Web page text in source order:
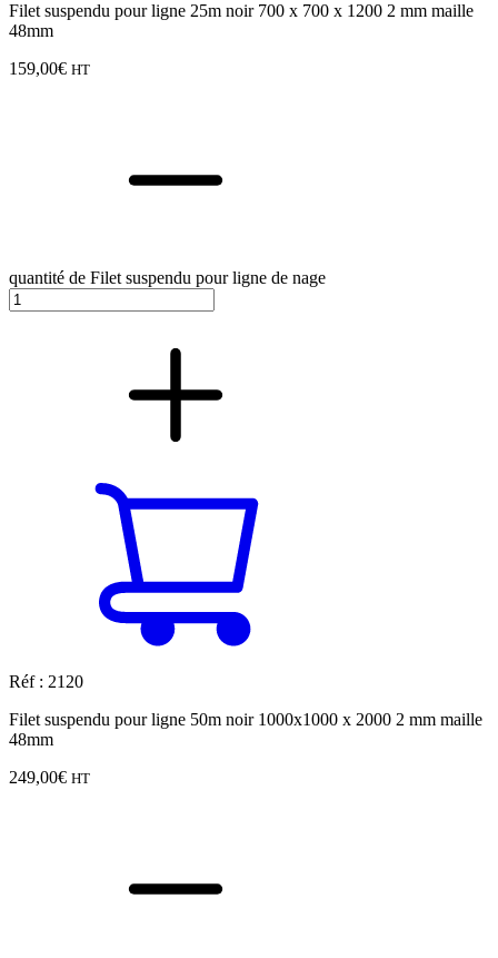
Filet suspendu pour ligne 25m noir 700 x 700 x 1200 2 mm maille
48mm
159,00€ HT
quantité de Filet suspendu pour ligne de nage
Réf : 2120
Filet suspendu pour ligne 50m noir 1000x1000 x 2000 2 mm maille
48mm
249,00€ HT